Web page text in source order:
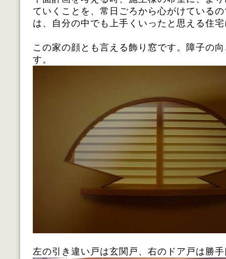
ていくことを、常日ごろから心がけている
は、自分の中でも上手くいったと思える住
この家の顔とも言える飾り窓です。障子の
す。
左の引き違い戸は玄関戸、右のドア戸は勝